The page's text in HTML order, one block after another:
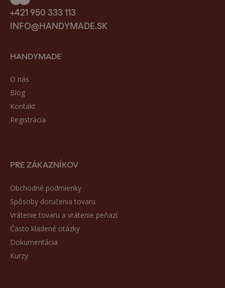
+421 950 333 113
INFO@HANDYMADE.SK
HANDYMADE
O nás
Blog
Kontakt
Registrácia
PRE ZÁKAZNÍKOV
Obchodné podmienky
Spôsoby doručenia tovaru
Vrátenie tovaru a vrátenie peňazí
Často kladené otázky
Dokumentácia
Kurzy